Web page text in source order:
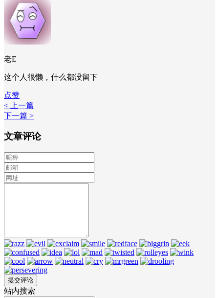
老E
这个人很懒，什么都没留下
点赞
< 上一篇
下一篇 >
文章评论
站内搜索